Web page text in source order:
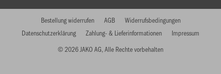
© 2026 JAKO AG, Alle Rechte vorbehalten
Bestellung widerrufen AGB
Widerrufsbedingungen
Datenschutzerklärung
Zahlung- & Lieferinformationen Impressum